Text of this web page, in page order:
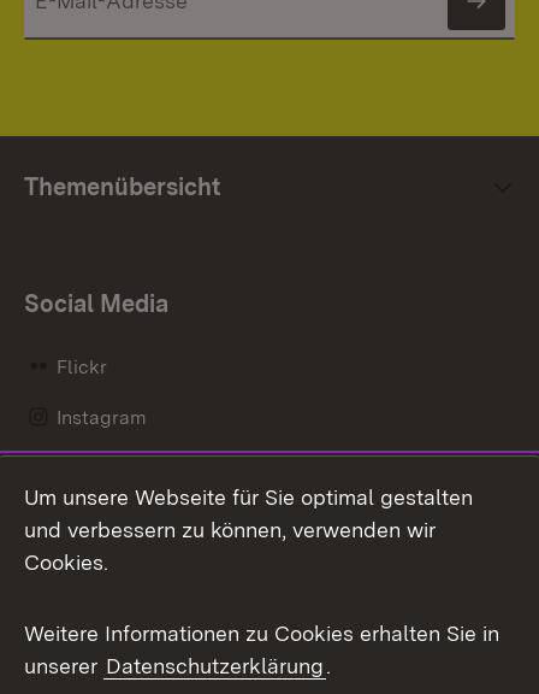
Themenübersicht
Social Media
Flickr
Instagram
Mastodon
Messenger
Social Wall
X / Twitter
Um unsere Webseite für Sie optimal gestalten
und verbessern zu können, verwenden wir
Cookies.
Weitere Informationen zu Cookies erhalten Sie in
unserer Datenschutzerklärung.